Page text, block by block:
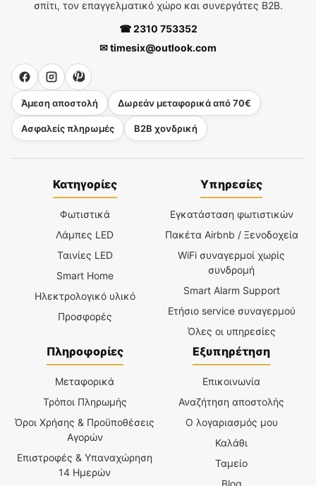
σπίτι, τον επαγγελματικό χώρο και συνεργάτες B2B.
☎ 2310 753352
✉ timesix@outlook.com
Άμεση αποστολή Δωρεάν μεταφορικά από 70€
Ασφαλείς πληρωμές B2B χονδρική
Κατηγορίες
Φωτιστικά
Λάμπες LED
Ταινίες LED
Smart Home
Ηλεκτρολογικό υλικό
Προσφορές
Υπηρεσίες
Εγκατάσταση φωτιστικών
Πακέτα Airbnb / Ξενοδοχεία
WiFi συναγερμοί χωρίς
συνδρομή
Smart Alarm Support
Ετήσιο service συναγερμού
Όλες οι υπηρεσίες
Πληροφορίες
Μεταφορικά
Τρόποι Πληρωμής
Όροι Χρήσης & Προϋποθέσεις
Αγορών
Επιστροφές & Υπαναχώρηση
14 Ημερών
Εξυπηρέτηση
Επικοινωνία
Αναζήτηση αποστολής
Ο λογαριασμός μου
Καλάθι
Ταμείο
Blog